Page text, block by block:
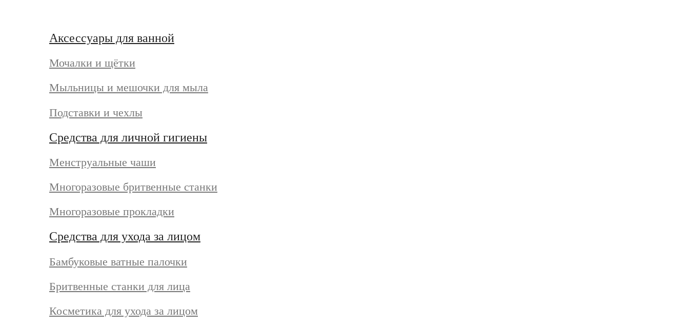
Аксессуары для ванной
Мочалки и щётки
Мыльницы и мешочки для мыла
Подставки и чехлы
Средства для личной гигиены
Менструальные чаши
Многоразовые бритвенные станки
Многоразовые прокладки
Средства для ухода за лицом
Бамбуковые ватные палочки
Бритвенные станки для лица
Косметика для ухода за лицом